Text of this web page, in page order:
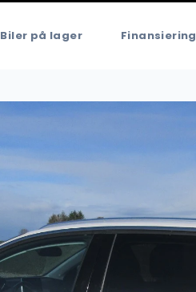
Biler på lager Finansiering